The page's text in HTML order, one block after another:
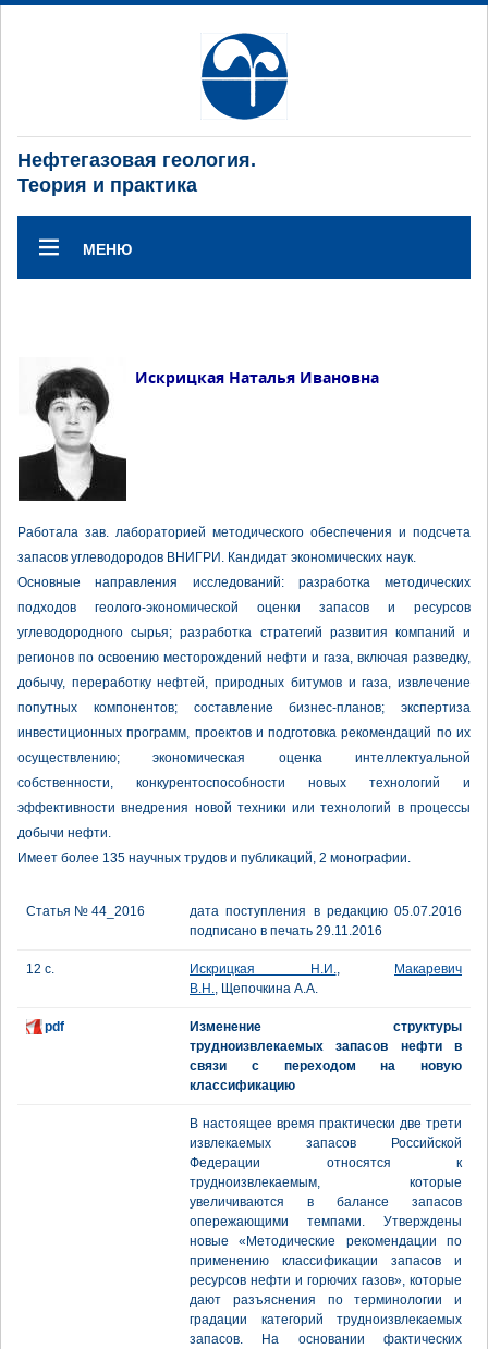
Нефтегазовая геология.
Теория и практика
МЕНЮ
Искрицкая Наталья Ивановна
Работала зав. лабораторией методического обеспечения и подсчета
запасов углеводородов ВНИГРИ. Кандидат экономических наук.
Основные направления исследований: разработка методических
подходов геолого-экономической оценки запасов и ресурсов
углеводородного сырья; разработка стратегий развития компаний и
регионов по освоению месторождений нефти и газа, включая разведку,
добычу, переработку нефтей, природных битумов и газа, извлечение
попутных компонентов; составление бизнес-планов; экспертиза
инвестиционных программ, проектов и подготовка рекомендаций по их
осуществлению; экономическая оценка интеллектуальной
собственности, конкурентоспособности новых технологий и
эффективности внедрения новой техники или технологий в процессы
добычи нефти.
Имеет более 135 научных трудов и публикаций, 2 монографии.
Статья № 44_2016
дата поступления в редакцию 05.07.2016
подписано в печать 29.11.2016
12 с. Искрицкая Н.И.,
Макаревич
В.Н., Щепочкина А.А.
pdf
Изменение структуры
трудноизвлекаемых запасов нефти в
связи с переходом на новую
классификацию
В настоящее время практически две трети
извлекаемых запасов Российской
Федерации относятся к
трудноизвлекаемым, которые
увеличиваются в балансе запасов
опережающими темпами. Утверждены
новые «Методические рекомендации по
применению классификации запасов и
ресурсов нефти и горючих газов», которые
дают разъяснения по терминологии и
градации категорий трудноизвлекаемых
запасов. На основании фактических